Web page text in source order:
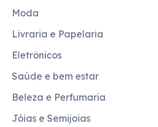
Moda
Livraria e Papelaria
Eletrônicos
Saúde e bem estar
Beleza e Perfumaria
Jóias e Semijoias